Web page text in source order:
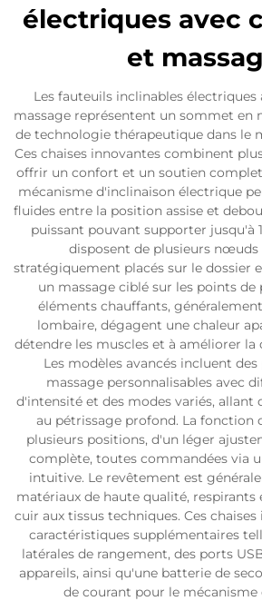
électriques avec
et
Les fauteuils inclinables électriques
massage représentent un sommet en
de technologie thérapeutique dans le
Ces chaises innovantes combinent
offrir un confort et un soutien
mécanisme d'inclinaison électrique
fluides entre la position assise et
puissant pouvant supporter jusqu'à
disposent de plusieurs nœuds
stratégiquement placés sur le dossier
un massage ciblé sur les points de
éléments chauffants,
lombaire, dégagent une chaleur
détendre les muscles et à améliorer
Les modèles avancés incluent
massage personnalisables avec
d'intensité et des modes variés, allant
au pétrissage profond. La fonction
plusieurs positions, d'un léger
complète, toutes commandées via
intuitive. Le revêtement est
matériaux de haute qualité, respirants
cuir aux tissus techniques. Ces
caractéristiques supplémentaires
latérales de rangement, des ports
appareils, ainsi qu'une batterie de
de courant pour le mécanisme